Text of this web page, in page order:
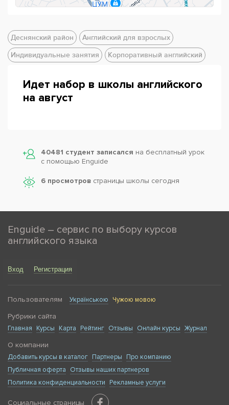
Деснянский район
Английский для взрослых
Индивидуальные занятия
Корпоративный английский
Идет набор в школы английского
на август
40481 студент записался на бесплатный урок
с помощью Enguide
6 просмотров страницы школы сегодня
Enguide – сервис по выбору курсов
английского языка
Вход Регистрация
Пользователям Українською Чужою мовою
Рубрики сайта
Главная Курсы Карта Рейтинг Отзывы Онлайн курсы Журнал
О компании
Добавить курсы в каталог Партнеры
Про компанию
Публичная оферта
Отзывы наших партнеров
Политика конфиденциальности
Рекламные услуги
Социальные страницы